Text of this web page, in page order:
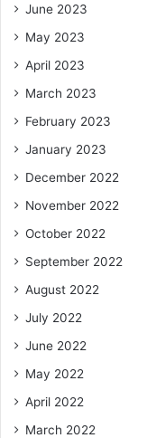
June 2023
May 2023
April 2023
March 2023
February 2023
January 2023
December 2022
November 2022
October 2022
September 2022
August 2022
July 2022
June 2022
May 2022
April 2022
March 2022